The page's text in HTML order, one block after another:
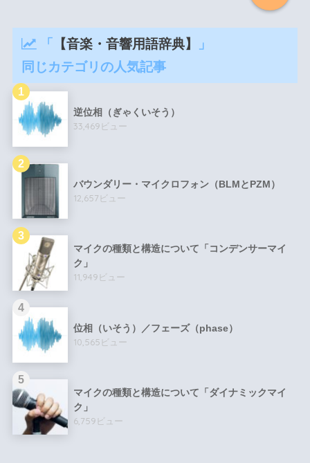
「 【音楽・音響用語辞典】
」
同じカテゴリの人気記事
逆位相（ぎゃくいそう）
33,469ビュー
バウンダリー・マイクロフォン（BLMとPZM）
12,657ビュー
マイクの種類と構造について「コンデンサーマイ
ク」
11,949ビュー
位相（いそう）／フェーズ（phase）
10,565ビュー
マイクの種類と構造について「ダイナミックマイ
ク」
6,759ビュー